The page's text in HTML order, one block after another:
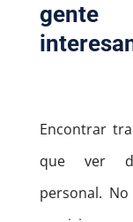
Encontrar
que ver
personal.